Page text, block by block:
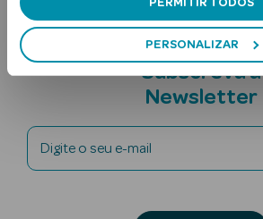
PERMITIR TODOS
PERSONALIZAR
Ver Tudo
Subscreva a
Newsletter
Digite o seu e-mail